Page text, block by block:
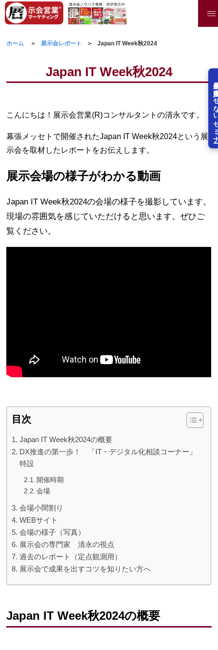
展示会を失
ホーム 展示会レポート Japan IT Week秋2024
Japan IT Week秋2024
こんにちは！展示会営業(R)コンサルタントの清永です。
幕張メッセトで開催されたJapan IT Week秋2024という展
示会を取材したレポートをお伝えします。
展示会場の様子がわかる動画
Japan IT Week秋2024の会場の様子を撮影しています。
現場の雰囲気を感じていただけると思います。ぜひご
覧ください。
目次
Japan IT Week秋2024の概要
DX推進の第一歩！ 「IT・デジタル化相談コーナー」
特設
開催時期
会場
会場小間割り
WEBサイト
会場の様子（写真）
展示会の専門家 清永の視点
過去のレポート（定点観測用）
展示会で成果を出すコツを知りたい方へ
Japan IT Week秋2024の概要